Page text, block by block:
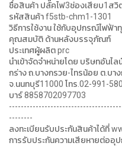
ชื่อสินค้า ปลั๊คไฟ3ช่องเสียบ1สวิ
รหัสสินค้า f5stb-chm1-1301
วิธีการใช้งาน ใช้กับอุปกรณ์ไฟฟ้า
คุณสมบัติ ด้านหลังบรรจุภัณฑ์
ประเทศผู้ผลิต prc
นำเข้าจัดจำหน่ายโดย บริษทอันไ
กร่าง ถ.บางกรวย-ไทรน้อย ต.บา
จ.นนทบุรี11000 โทร.02-991-
บาร์ 8858702097703
--------
ลงทะเบียนรับประกันสินค้าได้ที่
การรับประกันความเสียหายต่อ